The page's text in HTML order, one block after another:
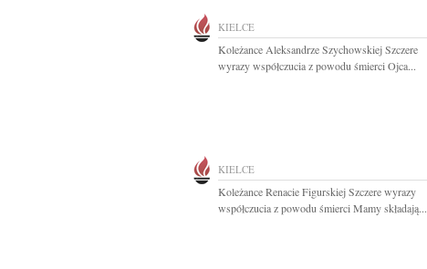
KIELCE
Koleżance Aleksandrze Szychowskiej Szczere
wyrazy współczucia z powodu śmierci Ojca...
KIELCE
Koleżance Renacie Figurskiej Szczere wyrazy
współczucia z powodu śmierci Mamy składają...